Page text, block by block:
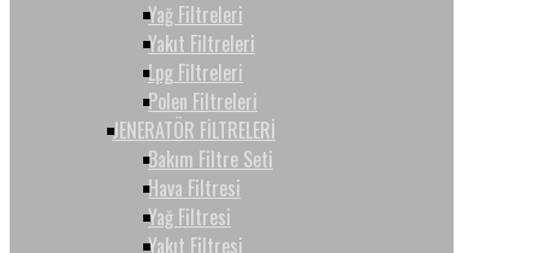
Yağ Filtreleri
Yakıt Filtreleri
Lpg Filtreleri
Polen Filtreleri
JENERATÖR FİLTRELERİ
Bakım Filtre Seti
Hava Filtresi
Yağ Filtresi
Yakıt Filtresi